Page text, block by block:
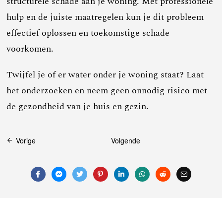
hulp en de juiste maatregelen kun je dit probleem
effectief oplossen en toekomstige schade
voorkomen.
Twijfel je of er water onder je woning staat? Laat
het onderzoeken en neem geen onnodig risico met
de gezondheid van je huis en gezin.
Bericht
navigatie
Vorige Volgende